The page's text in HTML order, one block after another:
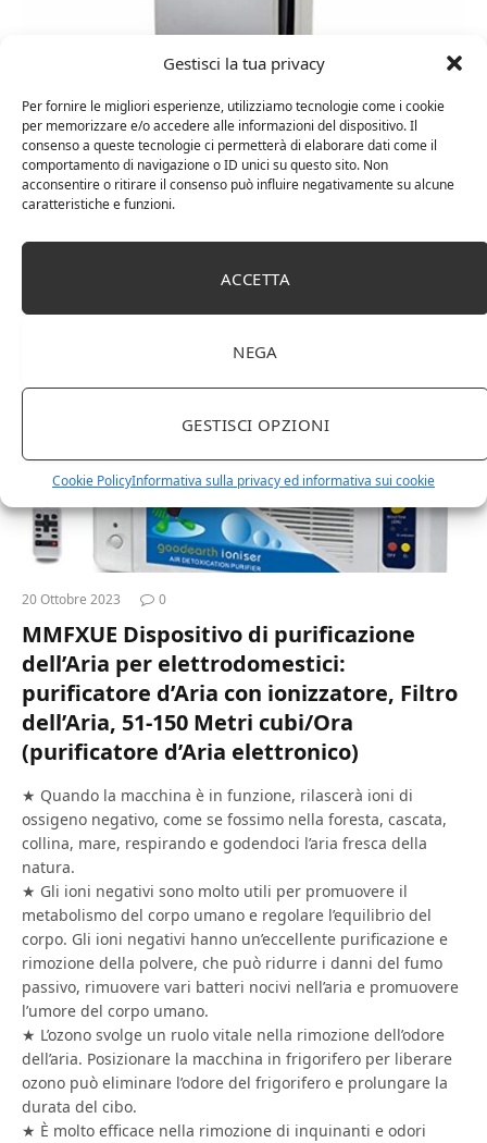
Gestisci la tua privacy
Per fornire le migliori esperienze, utilizziamo tecnologie come i cookie
per memorizzare e/o accedere alle informazioni del dispositivo. Il
consenso a queste tecnologie ci permetterà di elaborare dati come il
comportamento di navigazione o ID unici su questo sito. Non
acconsentire o ritirare il consenso può influire negativamente su alcune
caratteristiche e funzioni.
ACCETTA
NEGA
GESTISCI OPZIONI
Cookie PolicyInformativa sulla privacy ed informativa sui cookie
20 Ottobre 2023 0
Purificatore d’aria aria Cleaner
elettrodomestici ozono negativo
ionizzatore Elitzia ET8138
LCD touch screen di controllo.
20 Ottobre 2023 0
MMFXUE Dispositivo di purificazione
dell’Aria per elettrodomestici:
purificatore d’Aria con ionizzatore, Filtro
dell’Aria, 51-150 Metri cubi/Ora
(purificatore d’Aria elettronico)
★ Quando la macchina è in funzione, rilascerà ioni di
ossigeno negativo, come se fossimo nella foresta, cascata,
collina, mare, respirando e godendoci l’aria fresca della
natura.
★ Gli ioni negativi sono molto utili per promuovere il
metabolismo del corpo umano e regolare l’equilibrio del
corpo. Gli ioni negativi hanno un’eccellente purificazione e
rimozione della polvere, che può ridurre i danni del fumo
passivo, rimuovere vari batteri nocivi nell’aria e promuovere
l’umore del corpo umano.
★ L’ozono svolge un ruolo vitale nella rimozione dell’odore
dell’aria. Posizionare la macchina in frigorifero per liberare
ozono può eliminare l’odore del frigorifero e prolungare la
durata del cibo.
★ È molto efficace nella rimozione di inquinanti e odori